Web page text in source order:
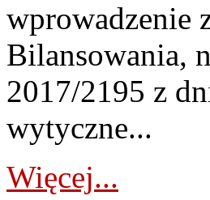
wprowadzenie
Bilansowania,
2017/2195 z
wytyczne...
Więcej...